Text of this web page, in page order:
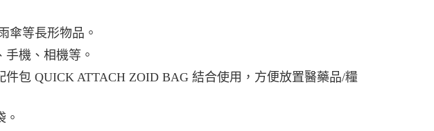
傘等長形物品。
機、相機等。
包 QUICK ATTACH ZOID BAG 結合使用，方便放置醫藥品/糧